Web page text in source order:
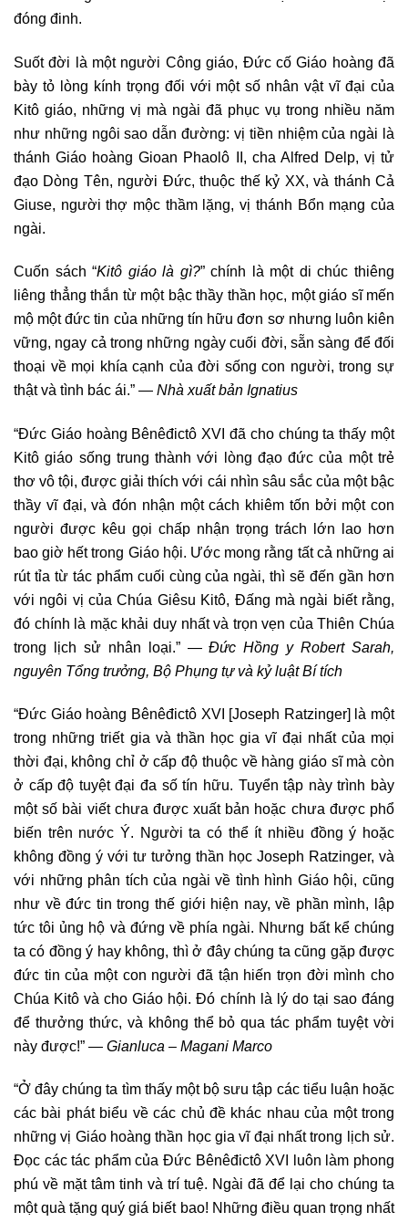
đóng đinh.
Suốt đời là một người Công giáo, Đức cố Giáo hoàng đã
bày tỏ lòng kính trọng đối với một số nhân vật vĩ đại của
Kitô giáo, những vị mà ngài đã phục vụ trong nhiều năm
như những ngôi sao dẫn đường: vị tiền nhiệm của ngài là
thánh Giáo hoàng Gioan Phaolô II, cha Alfred Delp, vị tử
đạo Dòng Tên, người Đức, thuộc thế kỷ XX, và thánh Cả
Giuse, người thợ mộc thầm lặng, vị thánh Bổn mạng của
ngài.
Cuốn sách “Kitô giáo là gì?” chính là một di chúc thiêng
liêng thẳng thắn từ một bậc thầy thần học, một giáo sĩ mến
mộ một đức tin của những tín hữu đơn sơ nhưng luôn kiên
vững, ngay cả trong những ngày cuối đời, sẵn sàng để đối
thoại về mọi khía cạnh của đời sống con người, trong sự
thật và tình bác ái.” — Nhà xuất bản Ignatius
“Đức Giáo hoàng Bênêđictô XVI đã cho chúng ta thấy một
Kitô giáo sống trung thành với lòng đạo đức của một trẻ
thơ vô tội, được giải thích với cái nhìn sâu sắc của một bậc
thầy vĩ đại, và đón nhận một cách khiêm tốn bởi một con
người được kêu gọi chấp nhận trọng trách lớn lao hơn
bao giờ hết trong Giáo hội. Ước mong rằng tất cả những ai
rút tỉa từ tác phẩm cuối cùng của ngài, thì sẽ đến gần hơn
với ngôi vị của Chúa Giêsu Kitô, Đấng mà ngài biết rằng,
đó chính là mặc khải duy nhất và trọn vẹn của Thiên Chúa
trong lịch sử nhân loại.” —Đức Hồng y Robert Sarah,
nguyên Tổng trưởng, Bộ Phụng tự và kỷ luật Bí tích
“Đức Giáo hoàng Bênêđictô XVI [Joseph Ratzinger] là một
trong những triết gia và thần học gia vĩ đại nhất của mọi
thời đại, không chỉ ở cấp độ thuộc về hàng giáo sĩ mà còn
ở cấp độ tuyệt đại đa số tín hữu. Tuyển tập này trình bày
một số bài viết chưa được xuất bản hoặc chưa được phổ
biến trên nước Ý. Người ta có thể ít nhiều đồng ý hoặc
không đồng ý với tư tưởng thần học Joseph Ratzinger, và
với những phân tích của ngài về tình hình Giáo hội, cũng
như về đức tin trong thế giới hiện nay, về phần mình, lập
tức tôi ủng hộ và đứng về phía ngài. Nhưng bất kể chúng
ta có đồng ý hay không, thì ở đây chúng ta cũng gặp được
đức tin của một con người đã tận hiến trọn đời mình cho
Chúa Kitô và cho Giáo hội. Đó chính là lý do tại sao đáng
để thưởng thức, và không thể bỏ qua tác phẩm tuyệt vời
này được!” — Gianluca – Magani Marco
“Ở đây chúng ta tìm thấy một bộ sưu tập các tiểu luận hoặc
các bài phát biểu về các chủ đề khác nhau của một trong
những vị Giáo hoàng thần học gia vĩ đại nhất trong lịch sử.
Đọc các tác phẩm của Đức Bênêđictô XVI luôn làm phong
phú về mặt tâm tinh và trí tuệ. Ngài đã để lại cho chúng ta
một quà tặng quý giá biết bao! Những điều quan trọng nhất